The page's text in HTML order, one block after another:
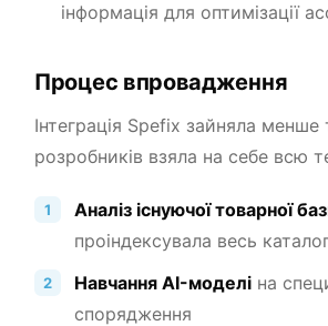
інформація для оптимізації
Процес впровадження
Інтеграція Spefix зайняла
розробників взяла на себе всю
Аналіз існуючої товарної
проіндексувала весь
Навчання AI-моделі на
спорядження